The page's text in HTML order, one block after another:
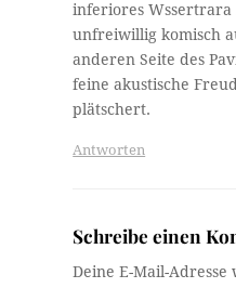
inferiores Wssertrara
unfreiwillig komisch
anderen Seite des
feine akustische
plätschert.
Antworten
Schreibe einen
Deine E-Mail-